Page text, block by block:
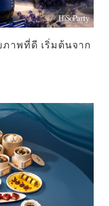
ภาพที่ดี เริ่มต้นจาก